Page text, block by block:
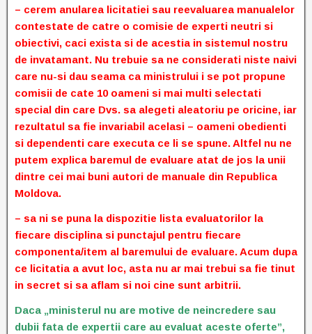
– cerem anularea licitatiei sau reevaluarea manualelor
contestate de catre o comisie de experti neutri si
obiectivi, caci exista si de acestia in sistemul nostru
de invatamant. Nu trebuie sa ne considerati niste naivi
care nu-si dau seama ca ministrului i se pot propune
comisii de cate 10 oameni si mai multi selectati
special din care Dvs. sa alegeti aleatoriu pe oricine, iar
rezultatul sa fie invariabil acelasi – oameni obedienti
si dependenti care executa ce li se spune. Altfel nu ne
putem explica baremul de evaluare atat de jos la unii
dintre cei mai buni autori de manuale din Republica
Moldova.
– sa ni se puna la dispozitie lista evaluatorilor la
fiecare disciplina si punctajul pentru fiecare
componenta/item al baremului de evaluare. Acum dupa
ce licitatia a avut loc, asta nu ar mai trebui sa fie tinut
in secret si sa aflam si noi cine sunt arbitrii.
Daca „ministerul nu are motive de neincredere sau
dubii fata de expertii care au evaluat aceste oferte”,